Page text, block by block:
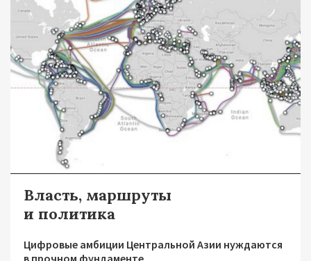
Власть, маршруты
и политика
Цифровые амбиции Центральной Азии нуждаются
в прочном фундаменте